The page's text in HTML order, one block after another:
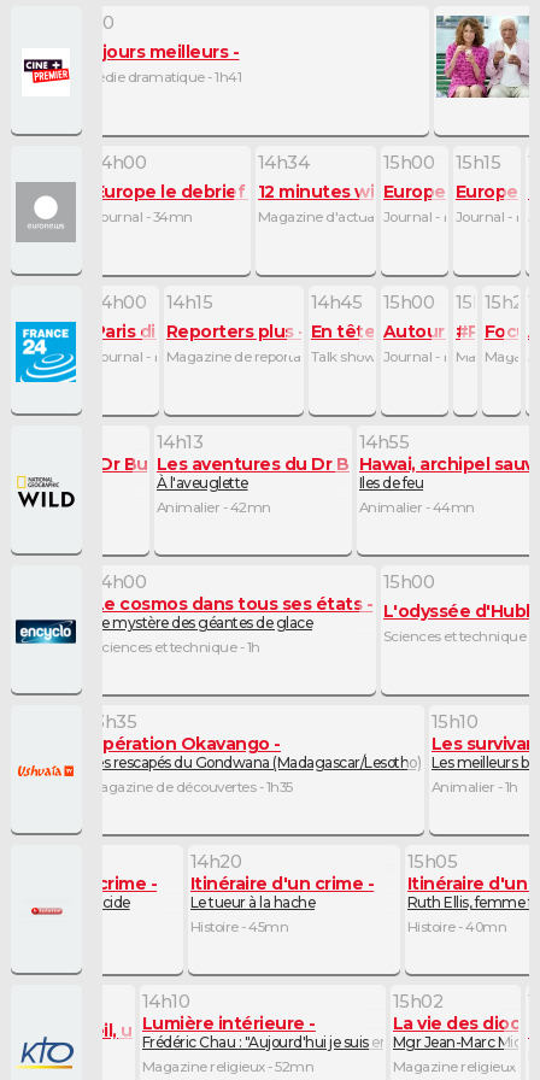
13h30
Des jours meilleurs
Comédie dramatique - 1h41
La Quotidienne
30mn
14h00
Europe le debrief
Journal - 34mn
14h34
12 minutes with
Magazine d'actualité - 26mn
15h00
Europe le debrief
Journal - 15mn
15h15
Europe
Journal -
: le journal
30mn
14h00
Paris direct : le journal
Journal - 15mn
14h15
Reporters plus
Magazine de reportages - 30mn
14h45
En tête à tête
Talk show - 15mn
15h00
Autour du monde
Journal - 15mn
15h15
Magazine
15h21
Focus
du Dr Buckeye Bottoms
Maui
- 44mn
14h13
Les aventures du Dr Buckeye Bottoms
À l'aveuglette
Animalier - 42mn
14h55
Hawai, archipel
Iles de feu
Animalier - 44mn
foyer
14h00
Le cosmos dans tous ses états
Le mystère des géantes de glace
Sciences et technique - 1h
15h00
L'odyssée
Sciences et technique -
13h35
Opération Okavango
Les rescapés du Gondwana (Madagascar/Lesotho)
Magazine de découvertes - 1h35
15h10
Les
Les meilleurs
Animalier - 1h
Guerre mondiale
d'un crime
au bain d'acide
14h20
Itinéraire d'un crime
Le tueur à la hache
Histoire - 45mn
15h05
Itinéraire d'un
Ruth Ellis, femme
Histoire - 40mn
Fernandel
Frère Soleil, un printemps franciscain pour le monde
14h10
Lumière intérieure
Frédéric Chau : "Aujourd'hui je suis en paix"
Magazine religieux - 52mn
15h02
La vie des
Mgr Jean-Marc Micas
Magazine religieux -